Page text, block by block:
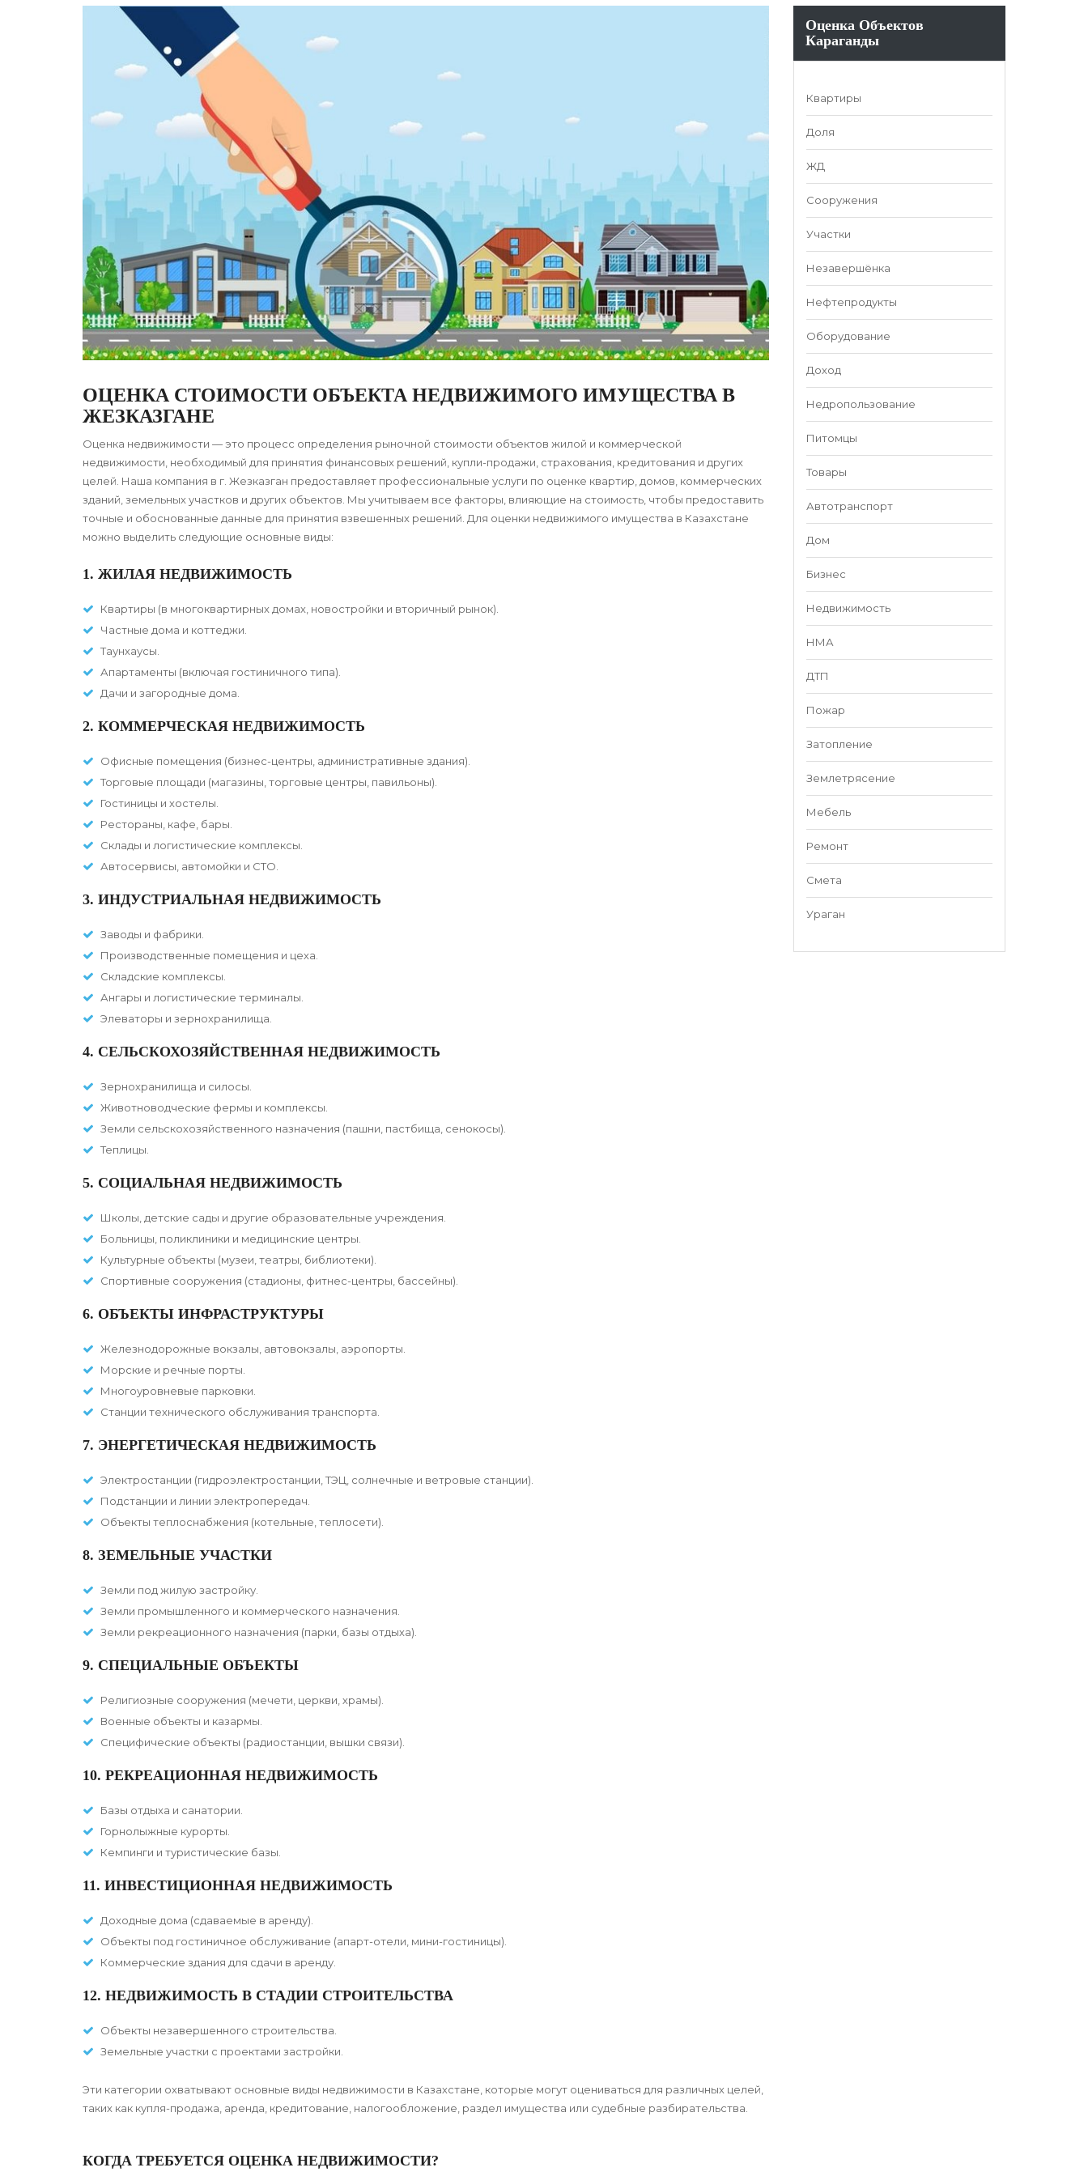
Оценка Объектов
Караганды
Квартиры
Доля
ЖД
Сооружения
Участки
Незавершёнка
Нефтепродукты
Оборудование
Доход
Недропользование
Питомцы
Товары
Автотранспорт
Дом
Бизнес
Недвижимость
НМА
ДТП
Пожар
Затопление
Землетрясение
Мебель
Ремонт
Смета
Ураган
ОЦЕНКА СТОИМОСТИ ОБЪЕКТА НЕДВИЖИМОГО ИМУЩЕСТВА В
ЖЕЗКАЗГАНЕ
Оценка недвижимости — это процесс определения рыночной стоимости объектов жилой и коммерческой
недвижимости, необходимый для принятия финансовых решений, купли-продажи, страхования, кредитования и других
целей. Наша компания в г. Жезказган предоставляет профессиональные услуги по оценке квартир, домов, коммерческих
зданий, земельных участков и других объектов. Мы учитываем все факторы, влияющие на стоимость, чтобы предоставить
точные и обоснованные данные для принятия взвешенных решений. Для оценки недвижимого имущества в Казахстане
можно выделить следующие основные виды:
1. ЖИЛАЯ НЕДВИЖИМОСТЬ
Квартиры (в многоквартирных домах, новостройки и вторичный рынок).
Частные дома и коттеджи.
Таунхаусы.
Апартаменты (включая гостиничного типа).
Дачи и загородные дома.
2. КОММЕРЧЕСКАЯ НЕДВИЖИМОСТЬ
Офисные помещения (бизнес-центры, административные здания).
Торговые площади (магазины, торговые центры, павильоны).
Гостиницы и хостелы.
Рестораны, кафе, бары.
Склады и логистические комплексы.
Автосервисы, автомойки и СТО.
3. ИНДУСТРИАЛЬНАЯ НЕДВИЖИМОСТЬ
Заводы и фабрики.
Производственные помещения и цеха.
Складские комплексы.
Ангары и логистические терминалы.
Элеваторы и зернохранилища.
4. СЕЛЬСКОХОЗЯЙСТВЕННАЯ НЕДВИЖИМОСТЬ
Зернохранилища и силосы.
Животноводческие фермы и комплексы.
Земли сельскохозяйственного назначения (пашни, пастбища, сенокосы).
Теплицы.
5. СОЦИАЛЬНАЯ НЕДВИЖИМОСТЬ
Школы, детские сады и другие образовательные учреждения.
Больницы, поликлиники и медицинские центры.
Культурные объекты (музеи, театры, библиотеки).
Спортивные сооружения (стадионы, фитнес-центры, бассейны).
6. ОБЪЕКТЫ ИНФРАСТРУКТУРЫ
Железнодорожные вокзалы, автовокзалы, аэропорты.
Морские и речные порты.
Многоуровневые парковки.
Станции технического обслуживания транспорта.
7. ЭНЕРГЕТИЧЕСКАЯ НЕДВИЖИМОСТЬ
Электростанции (гидроэлектростанции, ТЭЦ, солнечные и ветровые станции).
Подстанции и линии электропередач.
Объекты теплоснабжения (котельные, теплосети).
8. ЗЕМЕЛЬНЫЕ УЧАСТКИ
Земли под жилую застройку.
Земли промышленного и коммерческого назначения.
Земли рекреационного назначения (парки, базы отдыха).
9. СПЕЦИАЛЬНЫЕ ОБЪЕКТЫ
Религиозные сооружения (мечети, церкви, храмы).
Военные объекты и казармы.
Специфические объекты (радиостанции, вышки связи).
10. РЕКРЕАЦИОННАЯ НЕДВИЖИМОСТЬ
Базы отдыха и санатории.
Горнолыжные курорты.
Кемпинги и туристические базы.
11. ИНВЕСТИЦИОННАЯ НЕДВИЖИМОСТЬ
Доходные дома (сдаваемые в аренду).
Объекты под гостиничное обслуживание (апарт-отели, мини-гостиницы).
Коммерческие здания для сдачи в аренду.
12. НЕДВИЖИМОСТЬ В СТАДИИ СТРОИТЕЛЬСТВА
Объекты незавершенного строительства.
Земельные участки с проектами застройки.
Эти категории охватывают основные виды недвижимости в Казахстане, которые могут оцениваться для различных целей,
таких как купля-продажа, аренда, кредитование, налогообложение, раздел имущества или судебные разбирательства.
КОГДА ТРЕБУЕТСЯ ОЦЕНКА НЕДВИЖИМОСТИ?